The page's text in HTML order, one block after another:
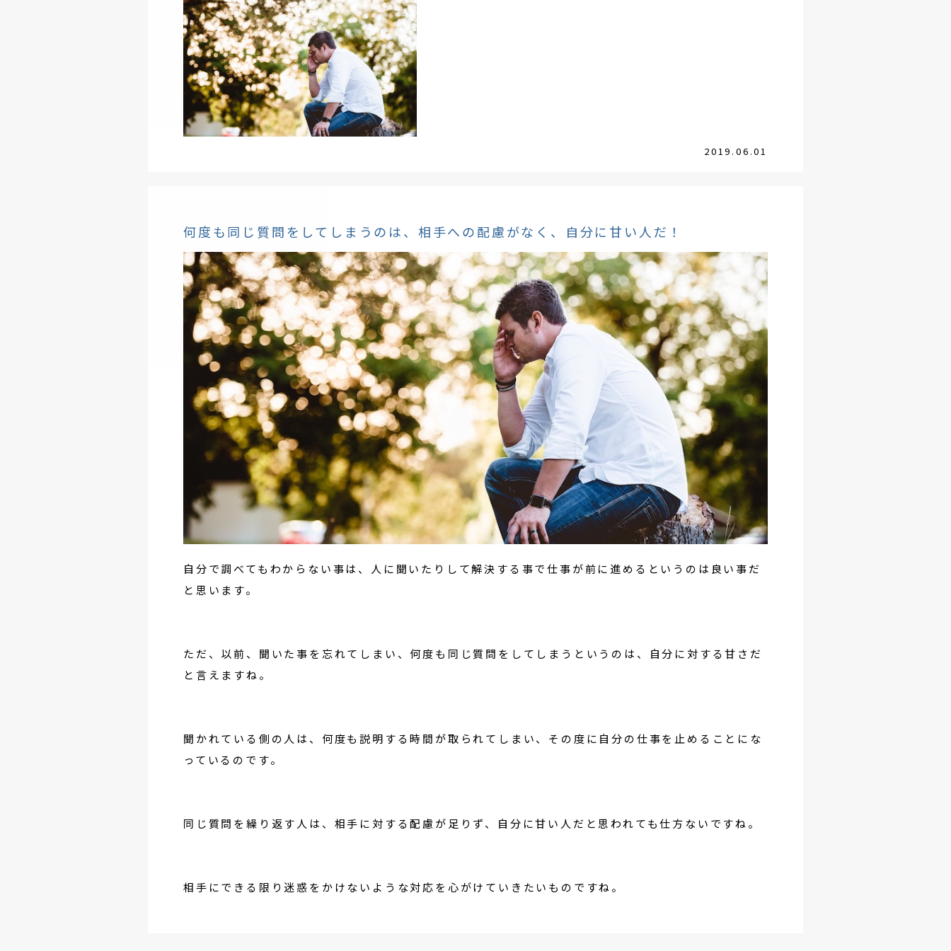
2019.06.01
何度も同じ質問をしてしまうのは、相手への配慮がなく、自分に甘い人だ！
自分で調べてもわからない事は、人に聞いたりして解決する事で仕事が前に進めるというのは良い事だ
と思います。
ただ、以前、聞いた事を忘れてしまい、何度も同じ質問をしてしまうというのは、自分に対する甘さだ
と言えますね。
聞かれている側の人は、何度も説明する時間が取られてしまい、その度に自分の仕事を止めることにな
っているのです。
同じ質問を繰り返す人は、相手に対する配慮が足りず、自分に甘い人だと思われても仕方ないですね。
相手にできる限り迷惑をかけないような対応を心がけていきたいものですね。